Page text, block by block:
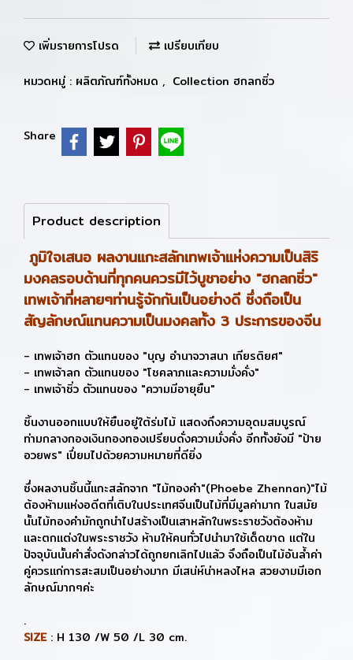
เพิ่มรายการโปรด เปรียบเทียบ
หมวดหมู่ : ผลิตภัณฑ์ทั้งหมด , Collection ฮกลกซิ่ว
Share
Product description
ภูมิใจเสนอ ผลงานแกะสลักเทพเจ้าแห่งความเป็นสิริ
มงคลรอบด้านที่ทุกคนควรมีไว้บูชาอย่าง "ฮกลกซิ่ว"
เทพเจ้าที่หลายๆท่านรู้จักกันเป็นอย่างดี ซึ่งถือเป็น
สัญลักษณ์แทนความเป็นมงคลทั้ง 3 ประการของจีน
- เทพเจ้าฮก ตัวแทนของ "บุญ อำนาจวาสนา เกียรติยศ"
- เทพเจ้าลก ตัวแทนของ "โชคลาภและความมั่งคั่ง"
- เทพเจ้าซิ่ว ตัวแทนของ "ความมีอายุยืน"
ชิ้นงานออกแบบให้ยืนอยู่ใต้ร่มไม้ แสดงถึงความอุดมสมบูรณ์
ท่ามกลางกองเงินกองทองเปรียบดั่งความมั่งคั่ง อีกทั้งยังมี "ป้าย
อวยพร" เปี่ยมไปด้วยความหมายที่ดียิ่ง
ซึ่งผลงานชิ้นนี้แกะสลักจาก "ไม้ทองคำ"(Phoebe Zhennan)"ไม้
ต้องห้ามแห่งอดีตที่เติบในประเทศจีนเป็นไม้ที่มีมูลค่ามาก ในสมัย
นั้นไม้ทองคำมักถูกนำไปสร้างเป็นเสาหลักในพระราชวังต้องห้าม
และตกแต่งในพระราชวัง ห้ามให้คนทั่วไปนำมาใช้เด็ดขาด แต่ใน
ปัจจุบันนั้นคำสั่งดังกล่าวได้ถูกยกเลิกไปแล้ว จึงถือเป็นไม้อันล้ำค่า
คู่ควรแก่การสะสมเป็นอย่างมาก มีเสน่ห์น่าหลงไหล สวยงามมีเอก
ลักษณ์มากๆค่ะ
.
SIZE: H 130 /W 50 /L 30 cm.